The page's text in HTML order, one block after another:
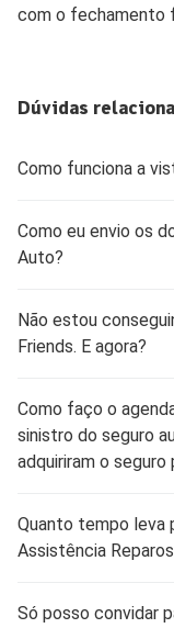
com o fechamento
Dúvidas
Como funciona a
Como eu envio os
Auto?
Não estou
Friends. E agora?
Como faço o
sinistro do seguro
adquiriram o seguro
Quanto tempo leva
Assistência
Só posso convidar